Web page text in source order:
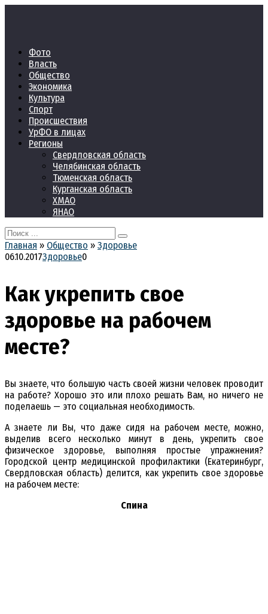
Фото
Власть
Общество
Экономика
Культура
Спорт
Происшествия
УрФО в лицах
Регионы
Свердловская область
Челябинская область
Тюменская область
Курганская область
ХМАО
ЯНАО
Search
for:
Главная » Общество » Здоровье
06.10.2017Здоровье0
Как укрепить свое
здоровье на рабочем
месте?
Вы знаете, что большую часть своей жизни человек проводит
на работе? Хорошо это или плохо решать Вам, но ничего не
поделаешь — это социальная необходимость.
А знаете ли Вы, что даже сидя на рабочем месте, можно,
выделив всего несколько минут в день, укрепить свое
физическое здоровье, выполняя простые упражнения?
Городской центр медицинской профилактики (Екатеринбург,
Свердловская область) делится, как укрепить свое здоровье
на рабочем месте:
Спина